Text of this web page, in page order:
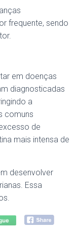
frequente, sendo
em doenças
diagnosticadas
a
comuns
de
mais intensa de
desenvolver
Essa